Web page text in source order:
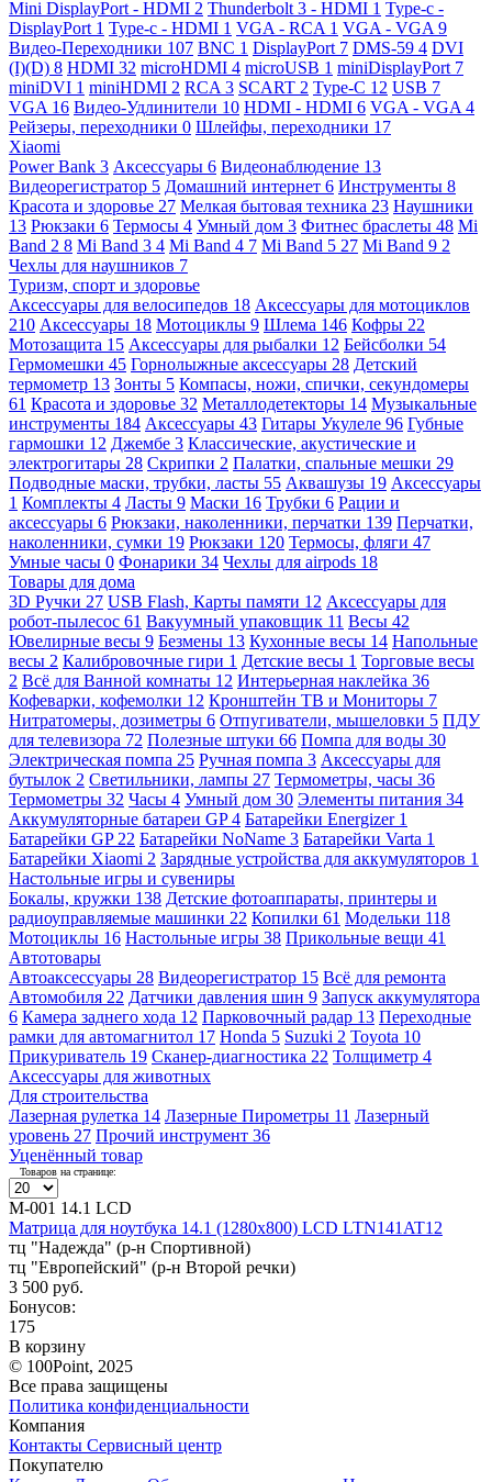
Mini DisplayPort - HDMI 2 Thunderbolt 3 - HDMI 1 Type-c -
DisplayPort 1 Type-c - HDMI 1 VGA - RCA 1 VGA - VGA 9
Видео-Переходники 107 BNC 1 DisplayPort 7 DMS-59 4 DVI
(I)(D) 8 HDMI 32 microHDMI 4 microUSB 1 miniDisplayPort 7
miniDVI 1 miniHDMI 2 RCA 3 SCART 2 Type-C 12 USB 7
VGA 16 Видео-Удлинители 10 HDMI - HDMI 6 VGA - VGA 4
Рейзеры, переходники 0 Шлейфы, переходники 17
Xiaomi
Power Bank 3 Аксессуары 6 Видеонаблюдение 13
Видеорегистратор 5 Домашний интернет 6 Инструменты 8
Красота и здоровье 27 Мелкая бытовая техника 23 Наушники
13 Рюкзаки 6 Термосы 4 Умный дом 3 Фитнес браслеты 48 Mi
Band 2 8 Mi Band 3 4 Mi Band 4 7 Mi Band 5 27 Mi Band 9 2
Чехлы для наушников 7
Туризм, спорт и здоровье
Аксессуары для велосипедов 18 Аксессуары для мотоциклов
210 Аксессуары 18 Мотоциклы 9 Шлема 146 Кофры 22
Мотозащита 15 Аксессуары для рыбалки 12 Бейсболки 54
Гермомешки 45 Горнолыжные аксессуары 28 Детский
термометр 13 Зонты 5 Компасы, ножи, спички, секундомеры
61 Красота и здоровье 32 Металлодетекторы 14 Музыкальные
инструменты 184 Аксессуары 43 Гитары Укулеле 96 Губные
гармошки 12 Джембе 3 Классические, акустические и
электрогитары 28 Скрипки 2 Палатки, спальные мешки 29
Подводные маски, трубки, ласты 55 Аквашузы 19 Аксессуары
1 Комплекты 4 Ласты 9 Маски 16 Трубки 6 Рации и
аксессуары 6 Рюкзаки, наколенники, перчатки 139 Перчатки,
наколенники, сумки 19 Рюкзаки 120 Термосы, фляги 47
Умные часы 0 Фонарики 34 Чехлы для airpods 18
Товары для дома
3D Ручки 27 USB Flash, Карты памяти 12 Аксессуары для
робот-пылесос 61 Вакуумный упаковщик 11 Весы 42
Ювелирные весы 9 Безмены 13 Кухонные весы 14 Напольные
весы 2 Калибровочные гири 1 Детские весы 1 Торговые весы
2 Всё для Ванной комнаты 12 Интерьерная наклейка 36
Кофеварки, кофемолки 12 Кронштейн ТВ и Мониторы 7
Нитратомеры, дозиметры 6 Отпугиватели, мышеловки 5 ПДУ
для телевизора 72 Полезные штуки 66 Помпа для воды 30
Электрическая помпа 25 Ручная помпа 3 Аксессуары для
бутылок 2 Светильники, лампы 27 Термометры, часы 36
Термометры 32 Часы 4 Умный дом 30 Элементы питания 34
Аккумуляторные батареи GP4 Батарейки Energizer 1
Батарейки GP 22 Батарейки NoName 3 Батарейки Varta 1
Батарейки Xiaomi 2 Зарядные устройства для аккумуляторов 1
Настольные игры и сувениры
Бокалы, кружки 138 Детские фотоаппараты, принтеры и
радиоуправляемые машинки 22 Копилки 61 Модельки 118
Мотоциклы 16 Настольные игры 38 Прикольные вещи 41
Автотовары
Автоаксессуары 28 Видеорегистратор 15 Всё для ремонта
Автомобиля 22 Датчики давления шин 9 Запуск аккумулятора
6 Камера заднего хода 12 Парковочный радар 13 Переходные
рамки для автомагнитол 17 Honda 5 Suzuki 2 Toyota 10
Прикуриватель 19 Сканер-диагностика 22 Толщиметр 4
Аксессуары для животных
Для строительства
Лазерная рулетка 14 Лазерные Пирометры 11 Лазерный
уровень 27 Прочий инструмент 36
Уценённый товар
Товаров на странице:
М-001 14.1 LCD
Матрица для ноутбука 14.1 (1280x800) LCD LTN141AT12
тц "Надежда" (р-н Спортивной)
тц "Европейский" (р-н Второй речки)
3 500 руб.
Бонусов:
175
В корзину
© 100Point, 2025
Все права защищены
Политика конфиденциальности
Компания
Контакты Сервисный центр
Покупателю